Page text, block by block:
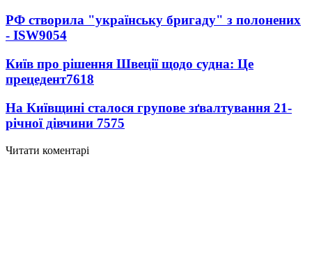
РФ створила "українську бригаду" з полонених
- ISW9054
Київ про рішення Швеції щодо судна: Це
прецедент7618
На Київщині сталося групове зґвалтування 21-
річної дівчини 7575
Читати коментарі